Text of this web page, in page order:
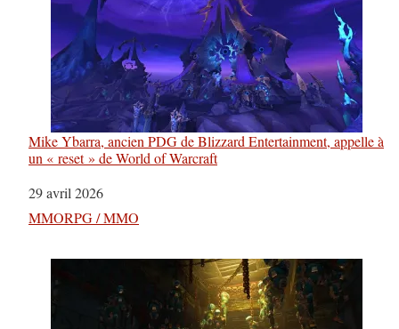
Mike Ybarra, ancien PDG de Blizzard Entertainment, appelle à
un « reset » de World of Warcraft
Date
29 avril 2026
Par rapport à
MMORPG / MMO